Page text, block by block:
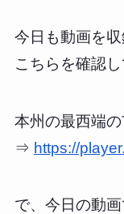
今日も動画を収
こちらを確認し
本州の最西端の
⇒ https://
で、今日の動画